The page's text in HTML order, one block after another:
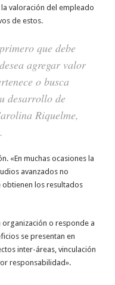
valoración del empleado
de estos.
que debe
agregar valor
o busca
desarrollo de
Riquelme,
«En muchas ocasiones la
avanzados no
los resultados
organización o responde a
se presentan en
inter-áreas, vinculación
responsabilidad».